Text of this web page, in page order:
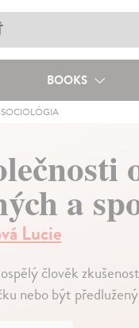
BOOKS
SOCIOLÓGIA
a
Lucie
člověk
nebo být